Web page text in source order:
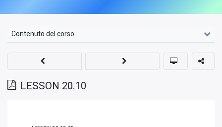
Contenuto del corso
LESSON 20.10